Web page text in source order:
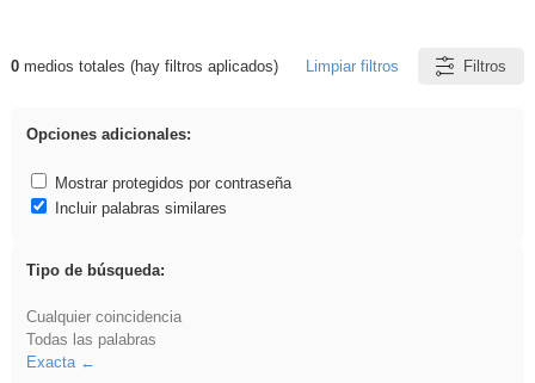
Resultados de: brillo
0medios totales (hay filtros aplicados) Limpiar filtros Filtros
Opciones adicionales:
Mostrar protegidos por contraseña
Incluir palabras similares
Tipo de búsqueda:
Cualquier coincidencia
Todas las palabras
Exacta